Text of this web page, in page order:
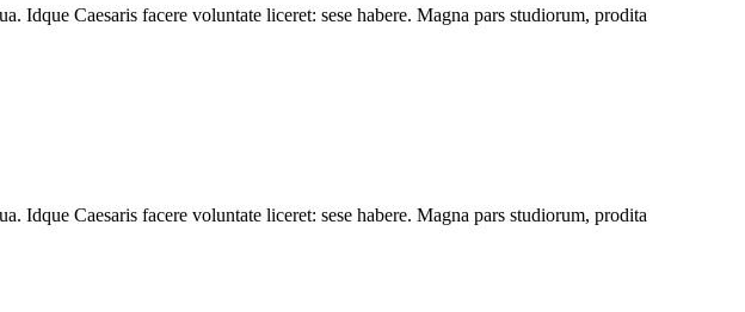
Idque Caesaris facere voluntate liceret: sese habere. Magna pars studiorum, prodita
Idque Caesaris facere voluntate liceret: sese habere. Magna pars studiorum, prodita